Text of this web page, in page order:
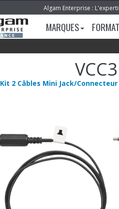
Algam Enterprise :
MARQUES
VCC3
Kit 2 Câbles Mini Jack/Connecteur